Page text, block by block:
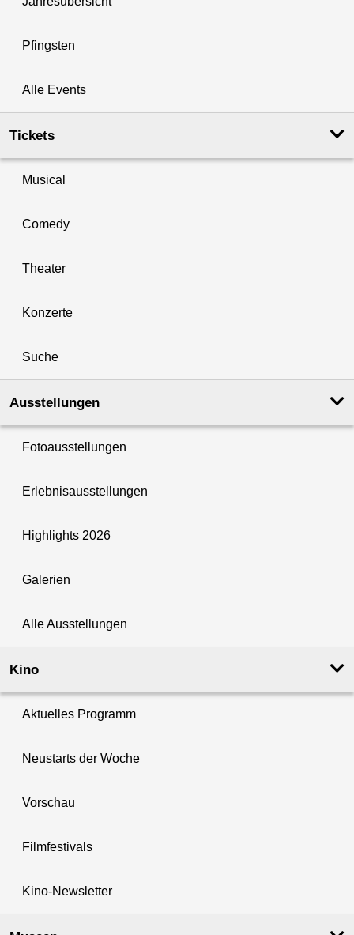
Pfingsten
Alle Events
Tickets
Musical
Comedy
Theater
Konzerte
Suche
Ausstellungen
Fotoausstellungen
Erlebnisausstellungen
Highlights 2026
Galerien
Alle Ausstellungen
Kino
Aktuelles Programm
Neustarts der Woche
Vorschau
Filmfestivals
Kino-Newsletter